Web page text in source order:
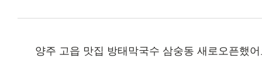
양주 고읍 맛집 방태막국수 삼숭동 새로오픈했